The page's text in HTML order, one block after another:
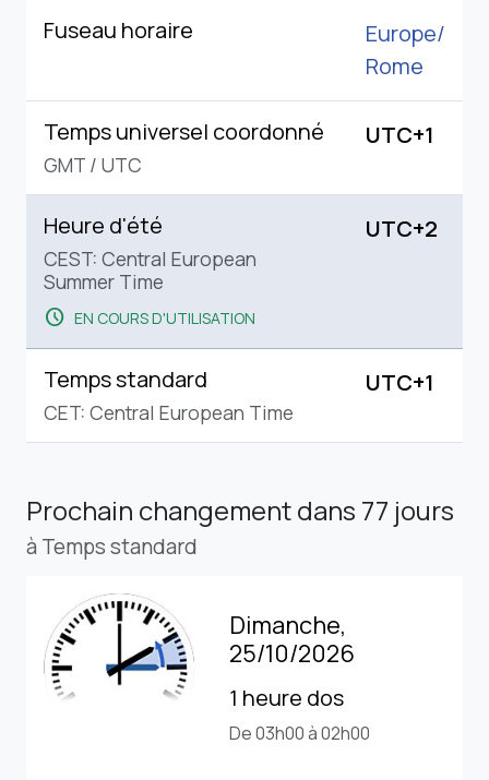
Fuseau horaire
Europe/
Rome
Temps universel coordonné
GMT / UTC
UTC+1
Heure d'été
CEST: Central European
Summer Time
schedule EN COURS D'UTILISATION
UTC+2
Temps standard
CET: Central European Time
UTC+1
Prochain changementdans 77 jours
à Temps standard
Dimanche,
25/10/2026
1 heure dos
De 03h00 à 02h00